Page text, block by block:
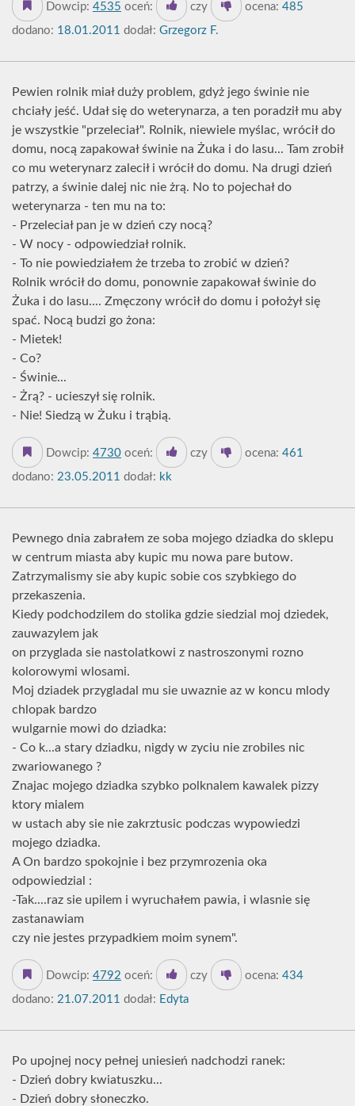
Dowcip: 4535 oceń: czy ocena: 485
dodano: 18.01.2011 dodał: Grzegorz F.
Pewien rolnik miał duży problem, gdyż jego świnie nie
chciały jeść. Udał się do weterynarza, a ten poradził mu aby
je wszystkie "przeleciał". Rolnik, niewiele myślac, wrócił do
domu, nocą zapakował świnie na Żuka i do lasu... Tam zrobił
co mu weterynarz zalecił i wrócił do domu. Na drugi dzień
patrzy, a świnie dalej nic nie żrą. No to pojechał do
weterynarza - ten mu na to:
- Przeleciał pan je w dzień czy nocą?
- W nocy - odpowiedział rolnik.
- To nie powiedziałem że trzeba to zrobić w dzień?
Rolnik wrócił do domu, ponownie zapakował świnie do
Żuka i do lasu.... Zmęczony wrócił do domu i położył się
spać. Nocą budzi go żona:
- Mietek!
- Co?
- Świnie...
- Żrą? - ucieszył się rolnik.
- Nie! Siedzą w Żuku i trąbią.
Dowcip: 4730 oceń: czy ocena: 461
dodano: 23.05.2011 dodał: kk
Pewnego dnia zabrałem ze soba mojego dziadka do sklepu
w centrum miasta aby kupic mu nowa pare butow.
Zatrzymalismy sie aby kupic sobie cos szybkiego do
przekaszenia.
Kiedy podchodzilem do stolika gdzie siedzial moj dziedek,
zauwazylem jak
on przyglada sie nastolatkowi z nastroszonymi rozno
kolorowymi wlosami.
Moj dziadek przygladal mu sie uwaznie az w koncu mlody
chlopak bardzo
wulgarnie mowi do dziadka:
- Co k...a stary dziadku, nigdy w zyciu nie zrobiles nic
zwariowanego ?
Znajac mojego dziadka szybko polknalem kawalek pizzy
ktory mialem
w ustach aby sie nie zakrztusic podczas wypowiedzi
mojego dziadka.
A On bardzo spokojnie i bez przymrozenia oka
odpowiedzial :
-Tak....raz sie upilem i wyruchałem pawia, i wlasnie się
zastanawiam
czy nie jestes przypadkiem moim synem".
Dowcip: 4792 oceń: czy ocena: 434
dodano: 21.07.2011 dodał: Edyta
Po upojnej nocy pełnej uniesień nadchodzi ranek:
- Dzień dobry kwiatuszku...
- Dzień dobry słoneczko.